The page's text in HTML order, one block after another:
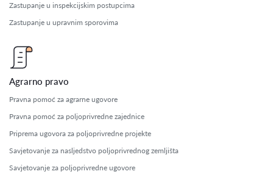
Zastupanje u inspekcijskim postupcima
Zastupanje u upravnim sporovima
Agrarno pravo
Pravna pomoć za agrarne ugovore
Pravna pomoć za poljoprivredne zajednice
Priprema ugovora za poljoprivredne projekte
Savjetovanje za nasljedstvo poljoprivrednog zemljišta
Savjetovanje za poljoprivredne ugovore